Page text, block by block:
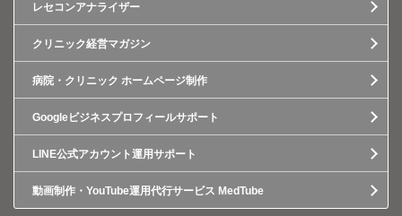
レセコンアナライザー
クリニック経営マガジン
病院・クリニック ホームページ制作
Googleビジネスプロフィールサポート
LINE公式アカウント運用サポート
動画制作・YouTube運用代行サービス MedTube